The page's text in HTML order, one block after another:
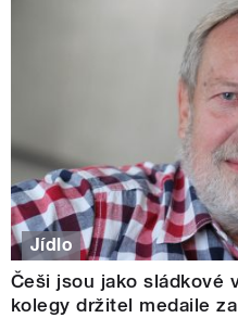
Jídlo
Češi jsou jako sládkové
kolegy držitel medaile